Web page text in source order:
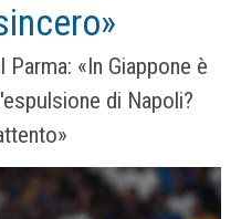
«In Giappone è
di Napoli?